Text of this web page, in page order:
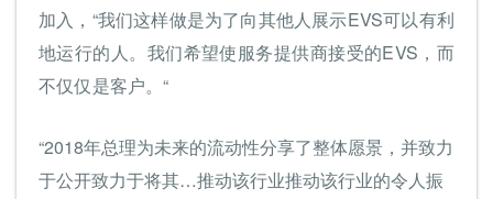
加入，“我们这样做是为了向其他人展示EVS可以有利
地运行的人。我们希望使服务提供商接受的EVS，而
不仅仅是客户。“
“2018年总理为未来的流动性分享了整体愿景，并致力
于公开致力于将其…推动该行业推动该行业的令人振